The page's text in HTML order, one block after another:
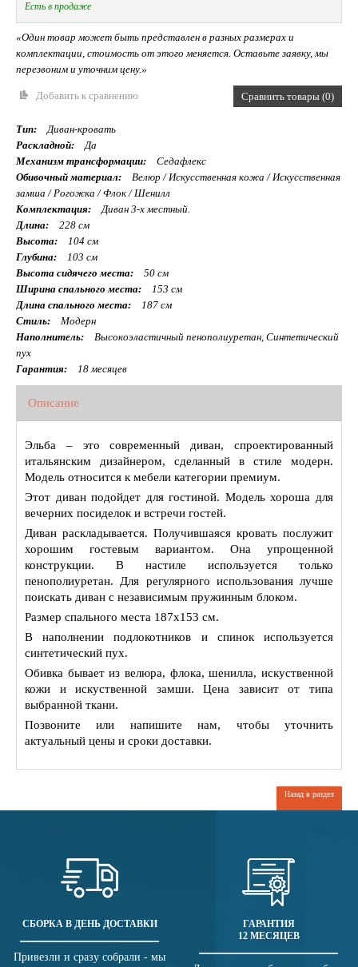
Есть в продаже
«Один товар может быть представлен в разных размерах и
комплектации, стоимость от этого меняется. Оставьте заявку, мы
перезвоним и уточним цену.»
Добавить к сравнению Сравнить товары (0)
Тип:
Диван-кровать
Раскладной:
Да
Механизм трансформации:
Седафлекс
Обивочный материал:
Велюр / Искуcственная кожа / Искусственная
замша / Рогожка / Флок / Шенилл
Комплектация:
Диван 3-х местный.
Длина:
228 см
Высота:
104 см
Глубина:
103 см
Высота сидячего места:
50 см
Ширина спального места:
153 см
Длина спального места:
187 см
Стиль:
Модерн
Наполнитель:
Высокоэластичный пенополиуретан, Синтетический
пух
Гарантия:
18 месяцев
Описание
Эльба – это современный диван, спроектированный
итальянским дизайнером, сделанный в стиле модерн.
Модель относится к мебели категории премиум.
Этот диван подойдет для гостиной. Модель хороша для
вечерних посиделок и встречи гостей.
Диван раскладывается. Получившаяся кровать послужит
хорошим гостевым вариантом. Она упрощенной
конструкции. В настиле используется только
пенополиуретан. Для регулярного использования лучше
поискать диван с независимым пружинным блоком.
Размер спального места 187х153 см.
В наполнении подлокотников и спинок используется
синтетический пух.
Обивка бывает из велюра, флока, шенилла, искуственной
кожи и искуственной замши. Цена зависит от типа
выбранной ткани.
Позвоните или напишите нам, чтобы уточнить
актуальный цены и сроки доставки.
Назад в раздел
СБОРКА В ДЕНЬ ДОСТАВКИ
Привезли и сразу собрали - мы
ГАРАНТИЯ
12 МЕСЯЦЕВ